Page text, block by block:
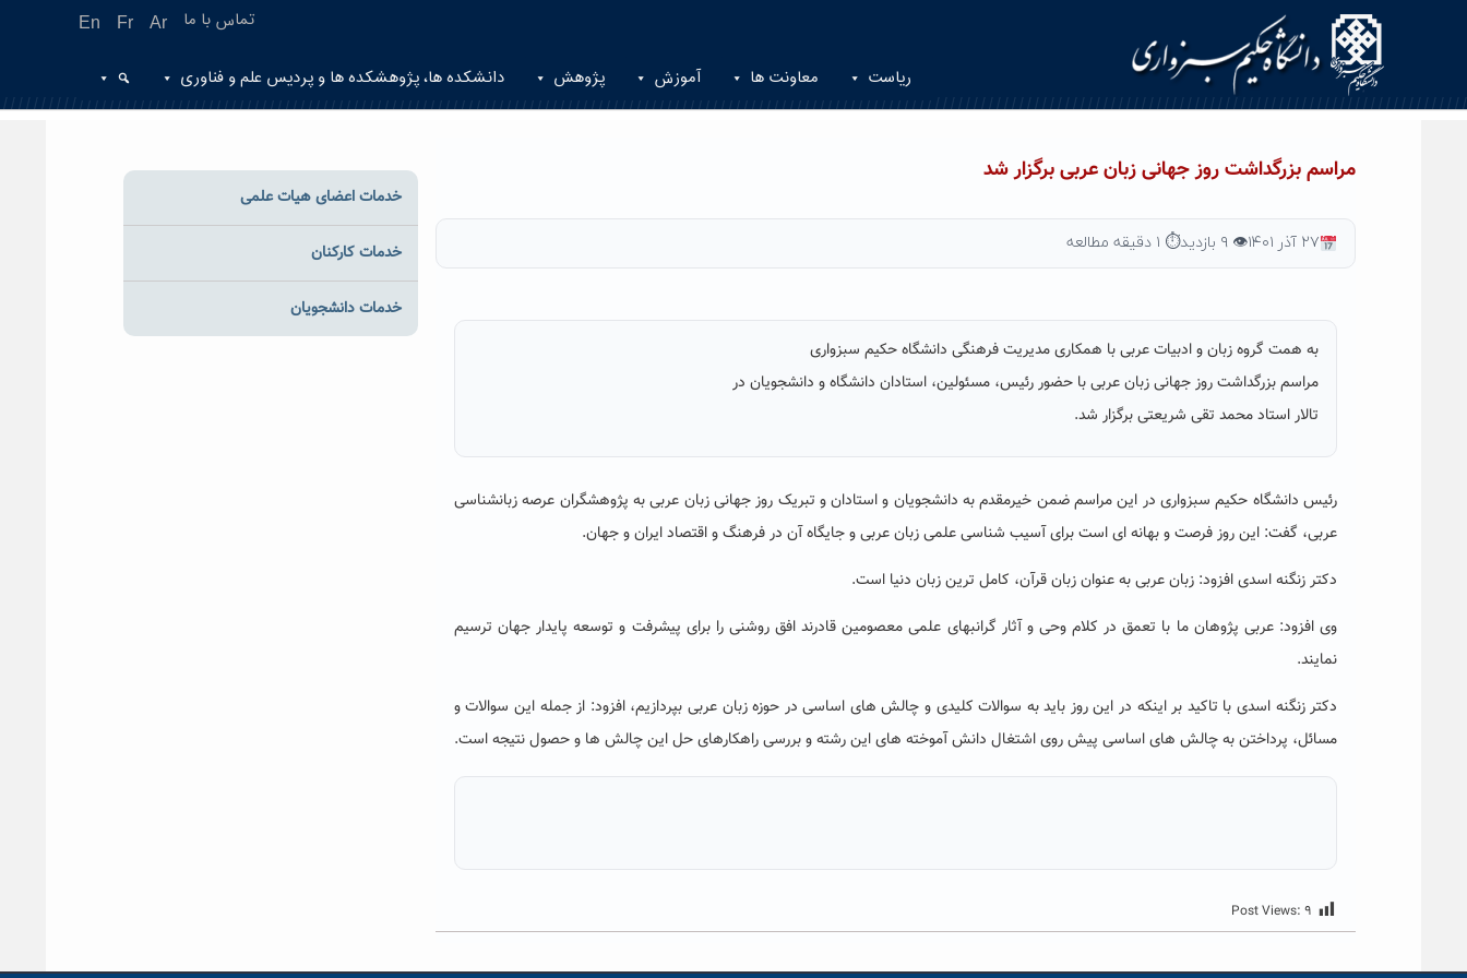
En Fr Ar تماس با ما
ریاست معاونت ها آموزش پژوهش دانشکده ها، پژوهشکده ها و پردیس علم و فناوری
مراسم بزرگداشت روز جهانی زبان عربی برگزار شد
۲۷ آذر ۱۴۰۱ 👁 ۹ بازدید ⏱ ۱ دقیقه مطالعه
به همت گروه زبان و ادبیات عربی با همکاری مدیریت فرهنگی دانشگاه حکیم سبزواری
مراسم بزرگداشت روز جهانی زبان عربی با حضور رئیس، مسئولین، استادان دانشگاه و دانشجویان در
تالار استاد محمد تقی شریعتی برگزار شد.
رئیس دانشگاه حکیم سبزواری در این مراسم ضمن خیرمقدم به دانشجویان و استادان و تبریک روز جهانی زبان عربی به پژوهشگران عرصه زبانشناسی
عربی، گفت: این روز فرصت و بهانه ای است برای آسیب شناسی علمی زبان عربی و جایگاه آن در فرهنگ و اقتصاد ایران و جهان.
دکتر زنگنه اسدی افزود: زبان عربی به عنوان زبان قرآن، کامل ترین زبان دنیا است.
وی افزود: عربی پژوهان ما با تعمق در کلام وحی و آثار گرانبهای علمی معصومین قادرند افق روشنی را برای پیشرفت و توسعه پایدار جهان ترسیم
نمایند.
دکتر زنگنه اسدی با تاکید بر اینکه در این روز باید به سوالات کلیدی و چالش های اساسی در حوزه زبان عربی بپردازیم، افزود: از جمله این سوالات و
مسائل، پرداختن بهچالش های اساسی پیش روی اشتغال دانش آموخته های این رشته و بررسیراهکارهای حل این چالش ها و حصول نتیجه است.
Post Views: ۹
خدمات اعضای هیات علمی
خدمات کارکنان
خدمات دانشجویان